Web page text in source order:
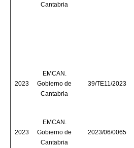
Cantabria
2023
EMCAN.
Gobierno de
Cantabria
39/TE11/2023
2023
EMCAN.
Gobierno de
Cantabria
2023/06/0065